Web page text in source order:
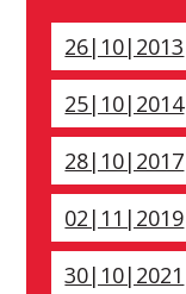
26|10|2013
25|10|2014
28|10|2017
02|11|2019
30|10|2021